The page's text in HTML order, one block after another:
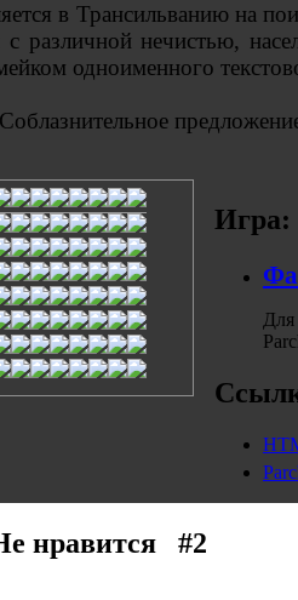
в Трансильванию на
с различной нечистью,
одноименного
Игра:
#2